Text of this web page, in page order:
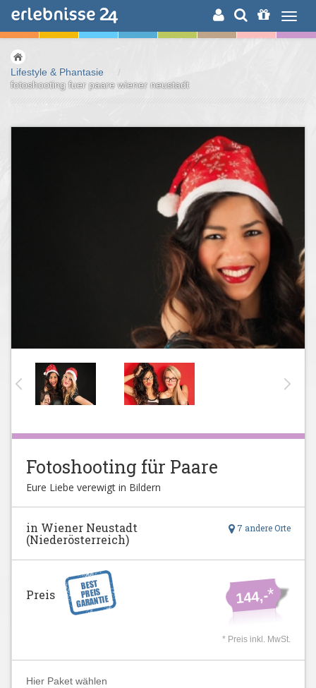
ERLEBNISSUCHE
Lifestyle & Phantasie
/
fotoshooting fuer paare wiener neustadt
Fotoshooting für Paare
Eure Liebe verewigt in Bildern
7 andere Orte
in Wiener Neustadt
(Niederösterreich)
144,-*
Preis
* Preis inkl. MwSt.
Hier Paket wählen